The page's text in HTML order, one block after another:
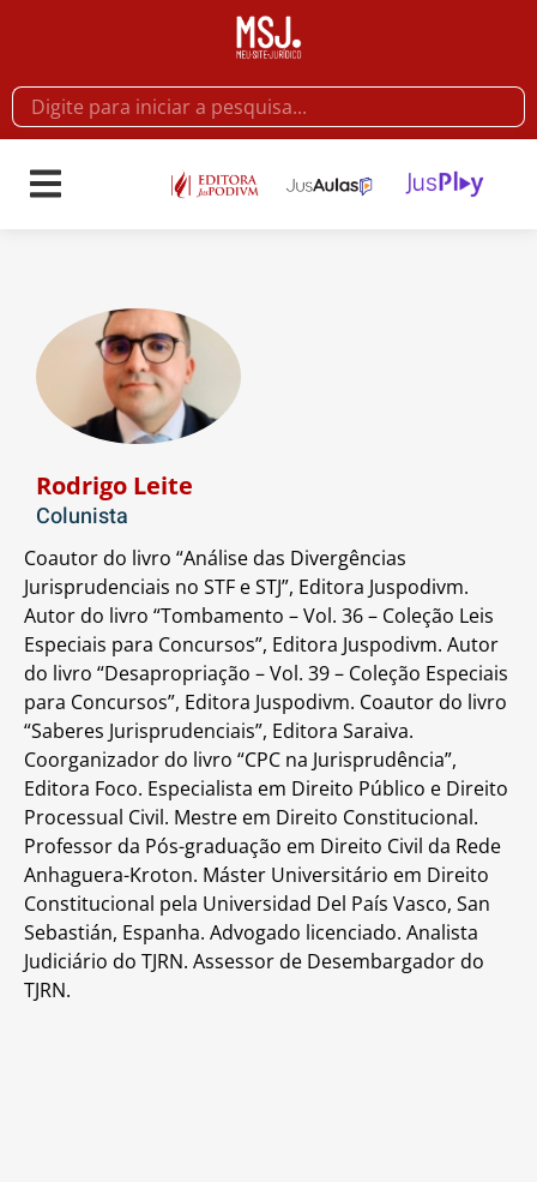
Rodrigo Leite
Colunista
Coautor do livro “Análise das Divergências
Jurisprudenciais no STF e STJ”, Editora Juspodivm.
Autor do livro “Tombamento – Vol. 36 – Coleção Leis
Especiais para Concursos”, Editora Juspodivm. Autor
do livro “Desapropriação – Vol. 39 – Coleção Especiais
para Concursos”, Editora Juspodivm. Coautor do livro
“Saberes Jurisprudenciais”, Editora Saraiva.
Coorganizador do livro “CPC na Jurisprudência”,
Editora Foco. Especialista em Direito Público e Direito
Processual Civil. Mestre em Direito Constitucional.
Professor da Pós-graduação em Direito Civil da Rede
Anhaguera-Kroton. Máster Universitário em Direito
Constitucional pela Universidad Del País Vasco, San
Sebastián, Espanha. Advogado licenciado. Analista
Judiciário do TJRN. Assessor de Desembargador do
TJRN.